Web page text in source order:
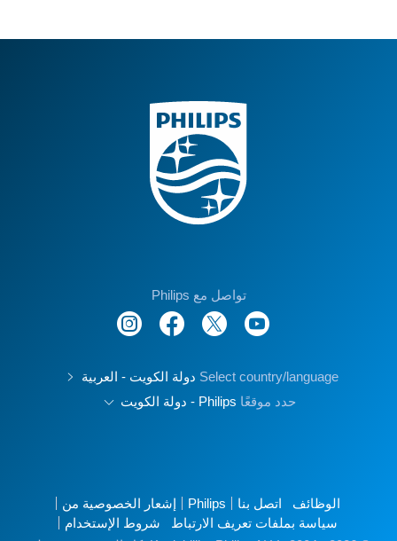
تواصل مع Philips
Select country/language دولة الكويت - العربية
حدد موقعًاPhilips - دولة الكويت
الوظائف اتصل بنا Philips
إشعار الخصوصية من
سياسة بملفات تعريف الارتباط
شروط الإستخدام